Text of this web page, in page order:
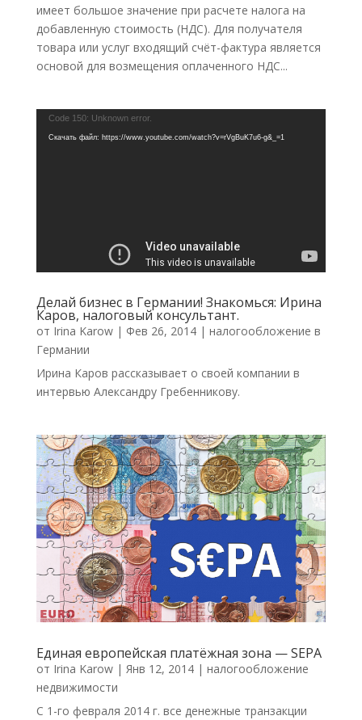
имеет большое значение при расчете налога на
добавленную стоимость (НДС). Для получателя
товара или услуг входящий счёт-фактура является
основой для возмещения оплаченного НДС...
Видеоплеер
Code 150: Unknown error.
Скачать файл: https://www.youtube.com/watch?v=rVgBuK7u6-g&_=1
Делай бизнес в Германии! Знакомься: Ирина
Каров, налоговый консультант.
от Irina Karow| Фев 26, 2014| налогообложение в
Германии
Ирина Каров рассказывает о своей компании в
интервью Александру Гребенникову.
Единая европейская платёжная зона — SEPA
от Irina Karow| Янв 12, 2014| налогообложение
недвижимости
С 1-го февраля 2014 г. все денежные транзакции